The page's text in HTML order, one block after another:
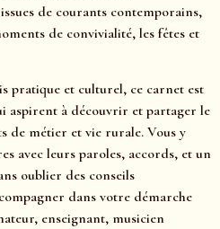
de courants contemporains,
de convivialité, les fêtes et
pratique et culturel, ce carnet est
aspirent à découvrir et partager le
de métier et vie rurale. Vous y
avec leurs paroles, accords, et un
oublier des conseils
dans votre démarche
enseignant, musicien